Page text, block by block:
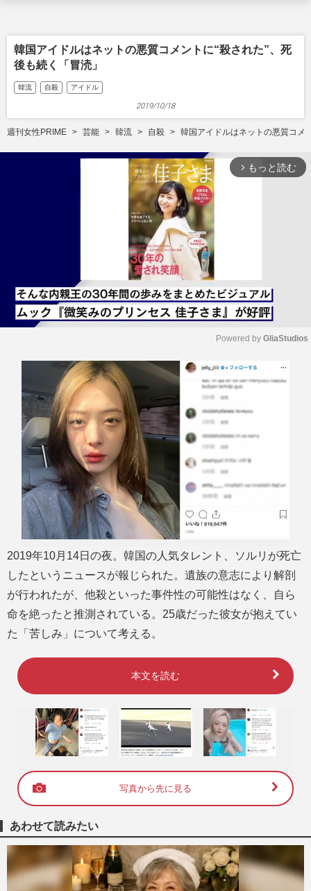
韓国アイドルはネットの悪質コメントに“殺された”、死
後も続く「冒涜」
韓流 自殺 アイドル
2019/10/18
週刊女性PRIME 芸能 韓流 自殺 韓国アイドルはネットの悪質コメ
arrow_forward_ios もっと読む
u
Powered by GliaStudios
2019年10月14日の夜。韓国の人気タレント、ソルリが死亡
したというニュースが報じられた。遺族の意志により解剖
が行われたが、他殺といった事件性の可能性はなく、自ら
命を絶ったと推測されている。25歳だった彼女が抱えてい
た「苦しみ」について考える。
本文を読む
写真から先に見る
あわせて読みたい